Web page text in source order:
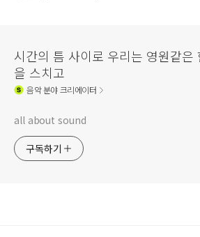
시간의 틈 사이로 우리는 영원같은
을 스치고
음악분야 크리에이터
all about sound
구독하기